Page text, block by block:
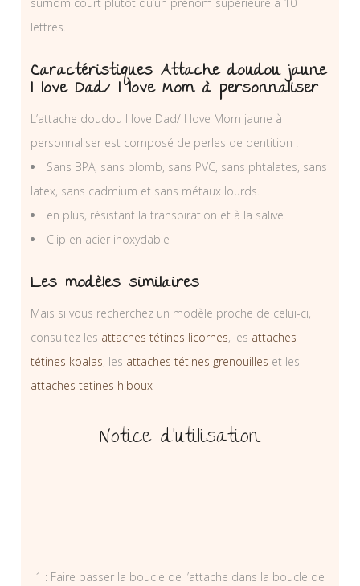
lettres.
Caractéristiques Attache doudou jaune
I love Dad/ I love Mom à personnaliser
L’attache doudou I love Dad/ I love Mom jaune à
personnaliser est composé de perles de dentition :
Sans BPA, sans plomb, sans PVC, sans phtalates, sans
latex, sans cadmium et sans métaux lourds.
en plus, résistant la transpiration et à la salive
Clip en acier inoxydable
Les modèles similaires
Mais si vous recherchez un modèle proche de celui-ci,
consultez les attaches tétines licornes, les attaches
tétines koalas, les attaches tétines grenouilles et les
attaches tetines hiboux
Notice d’utilisation
1 : Faire passer la boucle de l’attache dans la boucle de